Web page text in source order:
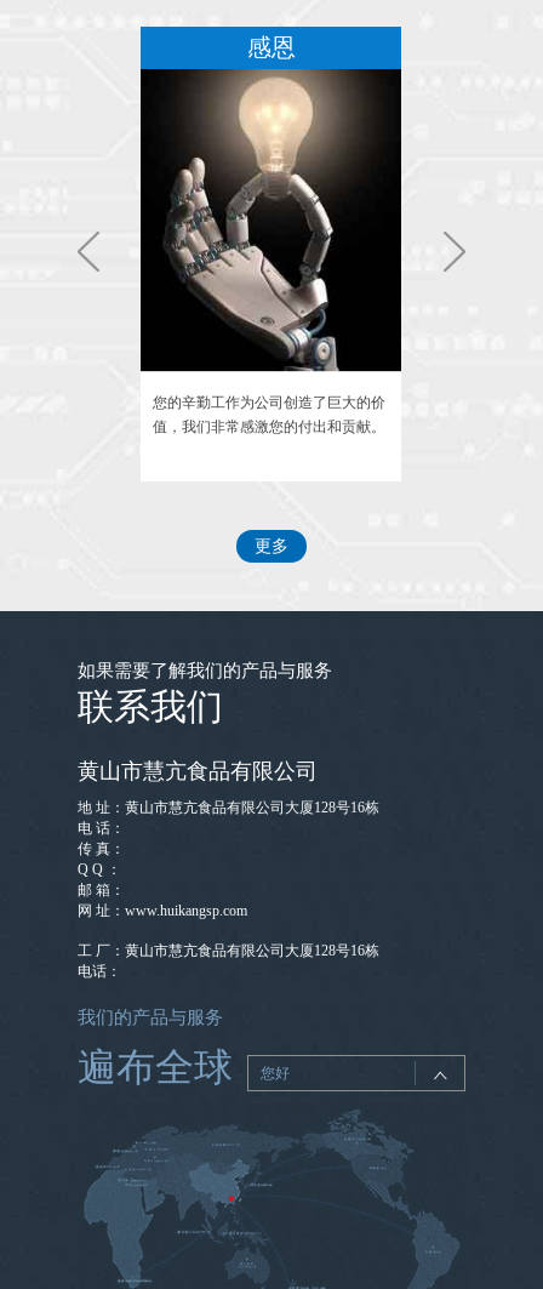
黄山市慧亢食品有限公司可以携带宠物上
员工是公司最宝贵的财富，让我们一起努力
工作，共同创造更美好的未来。
三十余年的努力，才赢得这些客户的支持，
我们不忘初心继续努力。
新春佳节在新的一年里公司团建正在筹备
中，我们的口号是努力工作天天玩。
员工食堂24小时营业方便大家加班。
变成花园，给人们带来艺术的喜悦。
感恩
您的辛勤工作为公司创造了巨大的价
值，我们非常感激您的付出和贡献。
更多
如果需要了解我们的产品与服务
联系我们
黄山市慧亢食品有限公司
地 址：黄山市慧亢食品有限公司大厦128号16栋
电 话：
传 真：
Q Q ：
邮 箱：
网 址：www.huikangsp.com
工 厂：黄山市慧亢食品有限公司大厦128号16栋
电话：
我们的产品与服务
遍布全球 您好